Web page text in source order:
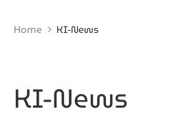
Home KI-News
KI-News
Luxemburg
Finanzen
Quantentechnologien
Startups & Scaleups